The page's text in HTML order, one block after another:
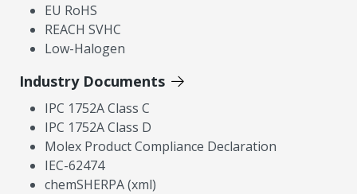
EU RoHS
REACH SVHC
Low-Halogen
Industry Documents
IPC 1752A Class C
IPC 1752A Class D
Molex Product Compliance Declaration
IEC-62474
chemSHERPA (xml)